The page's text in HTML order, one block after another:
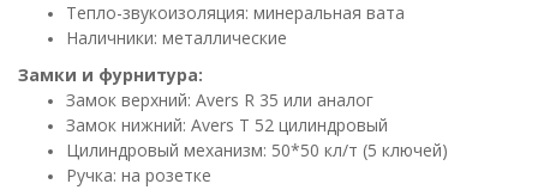
Тепло-звукоизоляция: минеральная вата
Наличники: металлические
Замки и фурнитура:
Замок верхний: Avers R 35 или аналог
Замок нижний: Avers Т 52 цилиндровый
Цилиндровый механизм: 50*50 кл/т (5 ключей)
Ручка: на розетке